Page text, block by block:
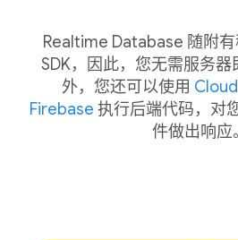
Realtime Database 随附有
SDK，因此，您无需服务
外，您还可以使用
Firebase 执行后端代码，对
件做出响应。